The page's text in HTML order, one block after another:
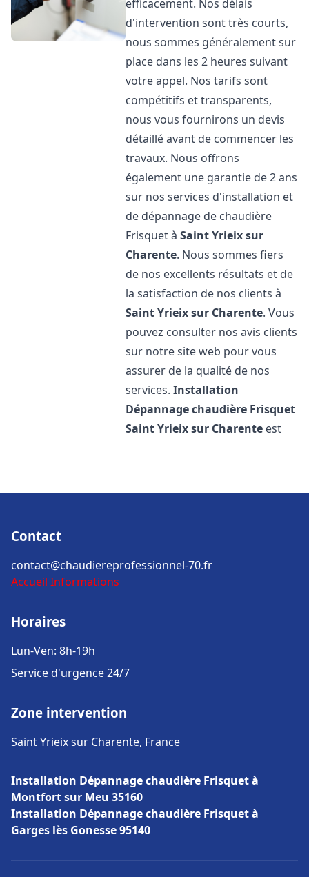
efficacement. Nos délais
d'intervention sont très courts,
nous sommes généralement sur
place dans les 2 heures suivant
votre appel. Nos tarifs sont
compétitifs et transparents,
nous vous fournirons un devis
détaillé avant de commencer les
travaux. Nous offrons
également une garantie de 2 ans
sur nos services d'installation et
de dépannage de chaudière
Frisquet àSaint Yrieix sur
Charente. Nous sommes fiers
de nos excellents résultats et de
la satisfaction de nos clients à
Saint Yrieix sur Charente. Vous
pouvez consulter nos avis clients
sur notre site web pour vous
assurer de la qualité de nos
services.Installation
Dépannage chaudière Frisquet
Saint Yrieix sur Charente est
Contact
contact@chaudiereprofessionnel-70.fr
Accueil Informations
Horaires
Lun-Ven: 8h-19h
Service d'urgence 24/7
Zone intervention
Saint Yrieix sur Charente, France
Installation Dépannage chaudière Frisquet à
Montfort sur Meu 35160
Installation Dépannage chaudière Frisquet à
Garges lès Gonesse 95140